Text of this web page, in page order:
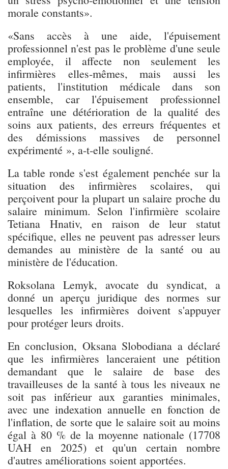
morale constants».
«Sans accès à une aide, l'épuisement
professionnel n'est pas le problème d'une seule
employée, il affecte non seulement les
infirmières elles-mêmes, mais aussi les
patients, l'institution médicale dans son
ensemble, car l'épuisement professionnel
entraîne une détérioration de la qualité des
soins aux patients, des erreurs fréquentes et
des démissions massives de personnel
expérimenté », a-t-elle souligné.
La table ronde s'est également penchée sur la
situation des infirmières scolaires, qui
perçoivent pour la plupart un salaire proche du
salaire minimum. Selon l'infirmière scolaire
Tetiana Hnativ, en raison de leur statut
spécifique, elles ne peuvent pas adresser leurs
demandes au ministère de la santé ou au
ministère de l'éducation.
Roksolana Lemyk, avocate du syndicat, a
donné un aperçu juridique des normes sur
lesquelles les infirmières doivent s'appuyer
pour protéger leurs droits.
En conclusion, Oksana Slobodiana a déclaré
que les infirmières lanceraient une pétition
demandant que le salaire de base des
travailleuses de la santé à tous les niveaux ne
soit pas inférieur aux garanties minimales,
avec une indexation annuelle en fonction de
l'inflation, de sorte que le salaire soit au moins
égal à 80 % de la moyenne nationale (17708
UAH en 2025) et qu'un certain nombre
d'autres améliorations soient apportées.